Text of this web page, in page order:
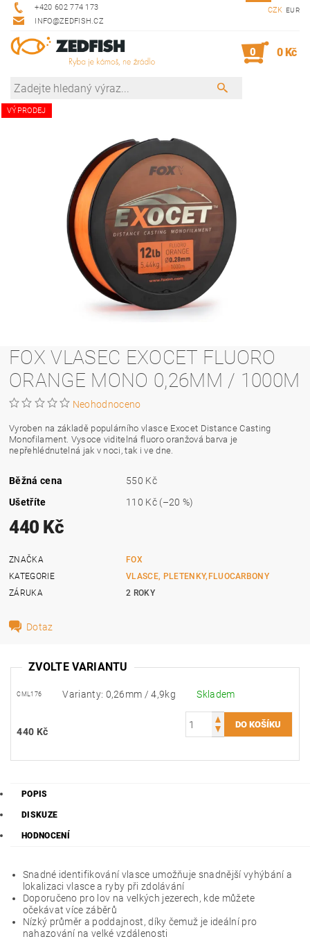
+420 602 774 173
INFO@ZEDFISH.CZ
CZK EUR
0 0 Kč
VÝPRODEJ
FOX VLASEC EXOCET FLUORO
ORANGE MONO 0,26MM / 1000M
Neohodnoceno
Vyroben na základě populárního vlasce Exocet Distance Casting
Monofilament. Vysoce viditelná fluoro oranžová barva je
nepřehlédnutelná jak v noci, tak i ve dne.
Běžná cena
550 Kč
Ušetříte
110 Kč (–20 %)
440 Kč
ZNAČKA
FOX
KATEGORIE
VLASCE, PLETENKY,FLUOCARBONY
ZÁRUKA
2 ROKY
Dotaz
ZVOLTE VARIANTU
CML176 Varianty: 0,26mm / 4,9kg Skladem
440 Kč
POPIS
DISKUZE
HODNOCENÍ
Snadné identifikování vlasce umožňuje snadnější vyhýbání a
lokalizaci vlasce a ryby při zdolávání
Doporučeno pro lov na velkých jezerech, kde můžete
očekávat více záběrů
Nízký průměr a poddajnost, díky čemuž je ideální pro
nahazování na velké vzdálenosti